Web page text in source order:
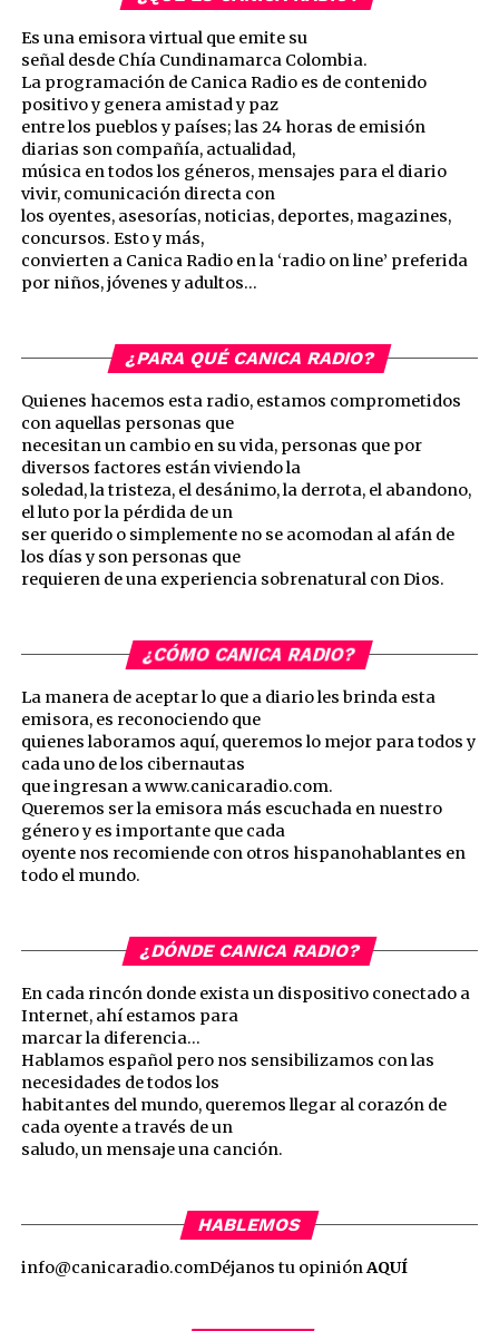
Es una emisora virtual que emite su
señal desde Chía Cundinamarca Colombia.
La programación de Canica Radio es de contenido
positivo y genera amistad y paz
entre los pueblos y países; las 24 horas de emisión
diarias son compañía, actualidad,
música en todos los géneros, mensajes para el diario
vivir, comunicación directa con
los oyentes, asesorías, noticias, deportes, magazines,
concursos. Esto y más,
convierten a Canica Radio en la ‘radio on line’ preferida
por niños, jóvenes y adultos…
¿PARA QUÉ CANICA RADIO?
Quienes hacemos esta radio, estamos comprometidos
con aquellas personas que
necesitan un cambio en su vida, personas que por
diversos factores están viviendo la
soledad, la tristeza, el desánimo, la derrota, el abandono,
el luto por la pérdida de un
ser querido o simplemente no se acomodan al afán de
los días y son personas que
requieren de una experiencia sobrenatural con Dios.
¿CÓMO CANICA RADIO?
La manera de aceptar lo que a diario les brinda esta
emisora, es reconociendo que
quienes laboramos aquí, queremos lo mejor para todos y
cada uno de los cibernautas
que ingresan a www.canicaradio.com.
Queremos ser la emisora más escuchada en nuestro
género y es importante que cada
oyente nos recomiende con otros hispanohablantes en
todo el mundo.
¿DÓNDE CANICA RADIO?
En cada rincón donde exista un dispositivo conectado a
Internet, ahí estamos para
marcar la diferencia…
Hablamos español pero nos sensibilizamos con las
necesidades de todos los
habitantes del mundo, queremos llegar al corazón de
cada oyente a través de un
saludo, un mensaje una canción.
HABLEMOS
info@canicaradio.comDéjanos tu opiniónAQUÍ